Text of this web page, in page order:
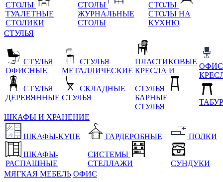
СТОЛЫ
ТУАЛЕТНЫЕ
СТОЛИКИ
СТОЛЫ
ЖУРНАЛЬНЫЕ
СТОЛЫ
СТОЛЫ
СТОЛЫ НА
КУХНЮ
СТУЛЬЯ
СТУЛЬЯ
ОФИСНЫЕ
СТУЛЬЯ
ДЕРЕВЯННЫЕ
СТУЛЬЯ
МЕТАЛЛИЧЕСКИЕ
СКЛАДНЫЕ
СТУЛЬЯ
ПЛАСТИКОВЫЕ
КРЕСЛА И
СТУЛЬЯ
БАРНЫЕ
СТУЛЬЯ
ШКАФЫ И ХРАНЕНИЕ
ШКАФЫ-КУПЕ
ШКАФЫ-
РАСПАШНЫЕ
ГАРДЕРОБНЫЕ
СИСТЕМЫ
СТЕЛЛАЖИ
ПОЛКИ
СУНДУКИ
МЯГКАЯ МЕБЕЛЬ ОФИС